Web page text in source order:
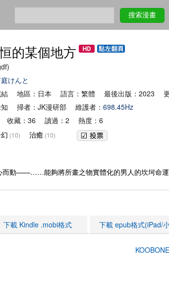
搜索漫畫
的某個地方
けんと
結 地區：日本 語言：繁體 最後出版：2023 更
知 掃者：JK漫研部 維護者： 698.45Hz
收藏：36 讀過：2 熱度：6
(10) 治癒 (10)
而動——……能夠將所畫之物實體化的男人的坎坷命
下載 Kindle .mobi格式 下載 epub格式(iPad/